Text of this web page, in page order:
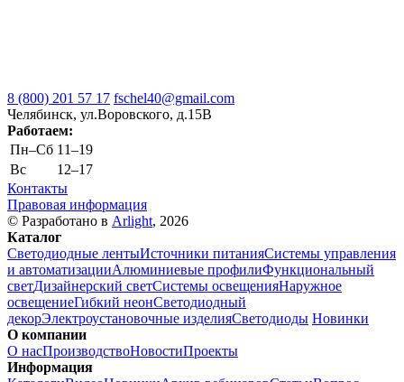
8 (800) 201 57 17 fschel40@gmail.com
Челябинск, ул.Воровского, д.15В
Работаем:
Пн–Cб 11–19
Вс
12–17
Контакты
Правовая информация
© Разработано в Arlight, 2026
Каталог
Светодиодные лентыИсточники питанияСистемы управления
и автоматизацииАлюминиевые профилиФункциональный
светДизайнерский светСистемы освещенияНаружное
освещениеГибкий неонСветодиодный
декорЭлектроустановочные изделияСветодиоды Новинки
О компании
О насПроизводствоНовостиПроекты
Информация